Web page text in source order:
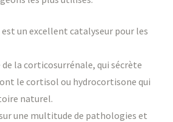
est un excellent catalyseur pour les
la corticosurrénale, qui sécrète
le cortisol ou hydrocortisone qui
naturel.
une multitude de pathologies et